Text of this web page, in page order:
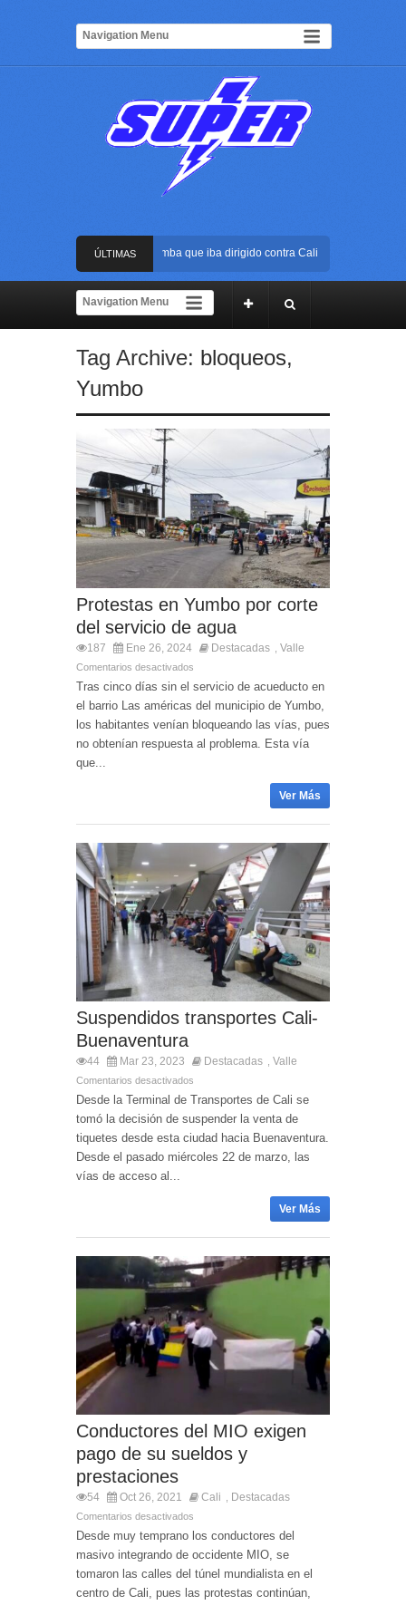
ÚLTIMAS
NOTICIAS
atentado con bus bomba que iba dirigido contra Cali durante la posesión
Arena USC será el escenario de la posesión presidencial de Abelardo de la
reacción policial evitó que presunto agresor escapara tras atacar a una
atentado con bus bomba que iba dirigido contra Cali durante la posesión
Tag Archive: bloqueos,
Yumbo
Protestas en Yumbo por corte
del servicio de agua
187 Ene 26, 2024 Destacadas Valle
Comentarios desactivados
Tras cinco días sin el servicio de acueducto en
el barrio Las américas del municipio de Yumbo,
los habitantes venían bloqueando las vías, pues
no obtenían respuesta al problema. Esta vía
que...
Ver Más
Suspendidos transportes Cali-
Buenaventura
44 Mar 23, 2023 Destacadas Valle
Comentarios desactivados
Desde la Terminal de Transportes de Cali se
tomó la decisión de suspender la venta de
tiquetes desde esta ciudad hacia Buenaventura.
Desde el pasado miércoles 22 de marzo, las
vías de acceso al...
Ver Más
Conductores del MIO exigen
pago de su sueldos y
prestaciones
54 Oct 26, 2021 Cali , Destacadas
Comentarios desactivados
Desde muy temprano los conductores del
masivo integrando de occidente MIO, se
tomaron las calles del túnel mundialista en el
centro de Cali, pues las protestas continúan,